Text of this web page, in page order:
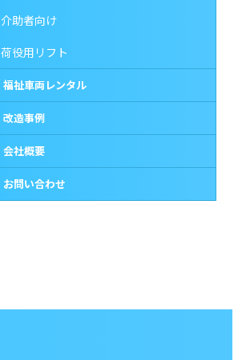
介助者向け
荷役用リフト
福祉車両レンタル
改造事例
会社概要
お問い合わせ